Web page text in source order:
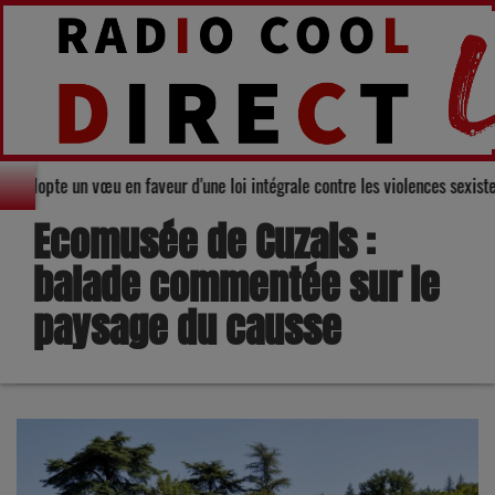
du Gers adopte un vœu en faveur d'une loi intégrale contre
Ecomusée de Cuzals :
balade commentée sur le
paysage du causse